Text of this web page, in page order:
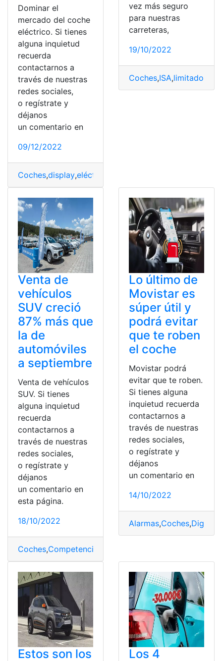
Dominar el
mercado del coche
eléctrico. Si tienes
alguna inquietud
recuerda
contactarnos a
través de nuestras
redes sociales,
o regístrate y
déjanos
un comentario en
09/12/2022
Coches,display,eléctricos
vez más seguro
para nuestras
carreteras,
19/10/2022
Coches,ISA,limitador
Venta de
vehículos
SUV creció
87% más que
la de
automóviles
a septiembre
Venta de vehículos
SUV. Si tienes
alguna inquietud
recuerda
contactarnos a
través de nuestras
redes sociales,
o regístrate y
déjanos
un comentario en
esta página.
18/10/2022
Coches,Competencia
Lo último de
Movistar es
súper útil y
podrá evitar
que te roben
el coche
Movistar podrá
evitar que te roben.
Si tienes alguna
inquietud recuerda
contactarnos a
través de nuestras
redes sociales,
o regístrate y
déjanos
un comentario en
14/10/2022
Alarmas,Coches,Digital
Estos son los
Los 4